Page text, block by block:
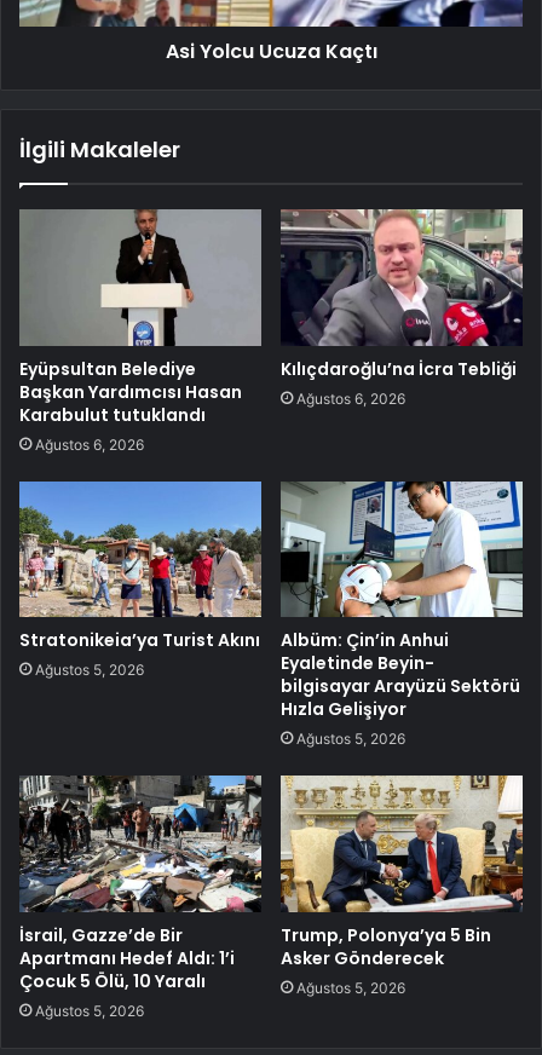
Asi Yolcu Ucuza Kaçtı
İlgili Makaleler
Eyüpsultan Belediye
Başkan Yardımcısı Hasan
Karabulut tutuklandı
Ağustos 6, 2026
Kılıçdaroğlu’na İcra Tebliği
Ağustos 6, 2026
Stratonikeia’ya Turist Akını
Ağustos 5, 2026
Albüm: Çin’in Anhui
Eyaletinde Beyin-
bilgisayar Arayüzü Sektörü
Hızla Gelişiyor
Ağustos 5, 2026
İsrail, Gazze’de Bir
Apartmanı Hedef Aldı: 1’i
Çocuk 5 Ölü, 10 Yaralı
Ağustos 5, 2026
Trump, Polonya’ya 5 Bin
Asker Gönderecek
Ağustos 5, 2026